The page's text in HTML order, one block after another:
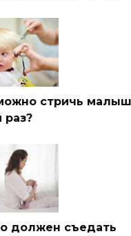
стричь
раз?
должен съедать